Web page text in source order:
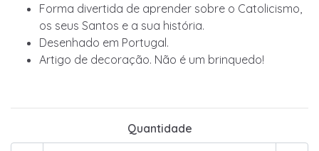
Forma divertida de aprender sobre o Catolicismo,
os seus Santos e a sua história.
Desenhado em Portugal.
Artigo de decoração. Não é um brinquedo!
Quantidade